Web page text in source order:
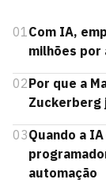
01Com IA,
milhões por
02Por que a
Zuckerberg
03Quando a
automação